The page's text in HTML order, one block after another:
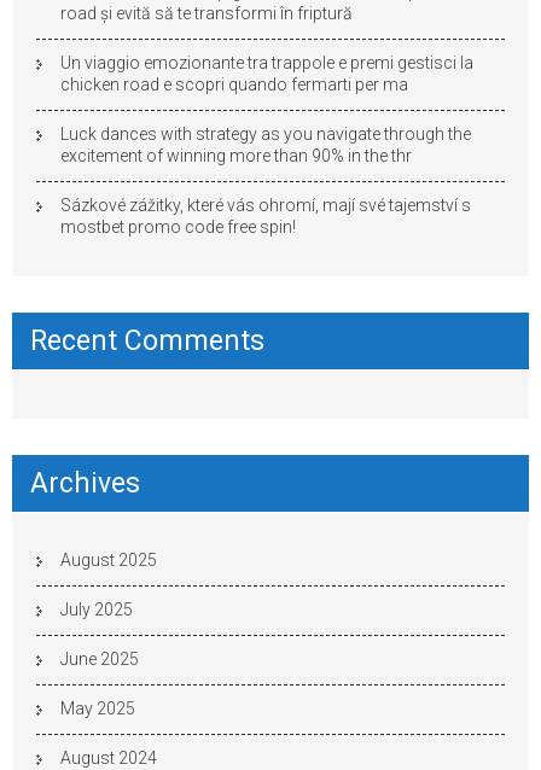
road și evită să te transformi în friptură
Un viaggio emozionante tra trappole e premi gestisci la
chicken road e scopri quando fermarti per ma
Luck dances with strategy as you navigate through the
excitement of winning more than 90% in the thr
Sázkové zážitky, které vás ohromí, mají své tajemství s
mostbet promo code free spin!
Recent Comments
Archives
August 2025
July 2025
June 2025
May 2025
August 2024